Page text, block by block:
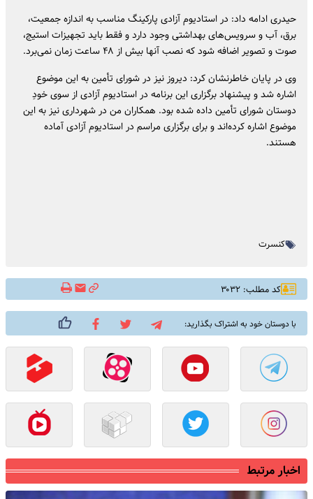
حیدری ادامه داد: در استادیوم آزادی پارکینگ مناسب به اندازه جمعیت،
برق، آب و سرویس‌های بهداشتی وجود دارد و فقط باید تجهیزات استیج،
صوت و تصویر اضافه شود که نصب آنها بیش از ۴۸ ساعت زمان نمی‌برد.
وی در پایان خاطرنشان کرد: دیروز نیز در شورای تأمین به این موضوع
اشاره شد و پیشنهاد برگزاری این برنامه در استادیوم آزادی از سوی خودِ
دوستان شورای تأمین داده شده بود. همکاران من در شهرداری نیز به این
موضوع اشاره کرده‌اند و برای برگزاری مراسم در استادیوم آزادی آماده
هستند.
کنسرت
کد مطلب: ۳۰۳۲
با دوستان خود به اشتراک بگذارید:
اخبار مرتبط